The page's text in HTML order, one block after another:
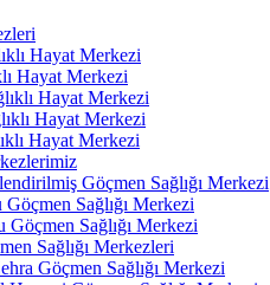
Hayat Merkezi
Hayat Merkezi
Hayat Merkezi
Hayat Merkezi
Hayat Merkezi
Göçmen Sağlığı Merkezi
Sağlığı Merkezi
Sağlığı Merkezi
Sağlığı Merkezleri
Göçmen Sağlığı Merkezi